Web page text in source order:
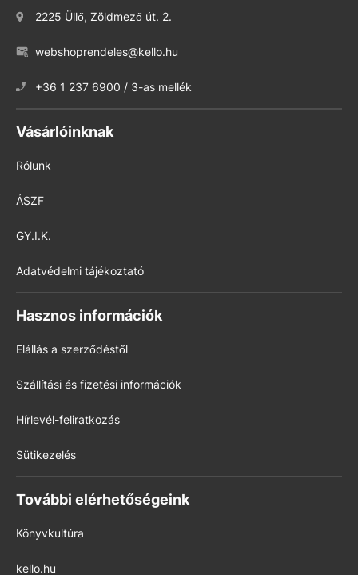
2225 Üllő, Zöldmező út. 2.
webshoprendeles@kello.hu
+36 1 237 6900 / 3-as mellék
Vásárlóinknak
Rólunk
ÁSZF
GY.I.K.
Adatvédelmi tájékoztató
Hasznos információk
Elállás a szerződéstől
Szállítási és fizetési információk
Hírlevél-feliratkozás
Sütikezelés
További elérhetőségeink
Könyvkultúra
kello.hu